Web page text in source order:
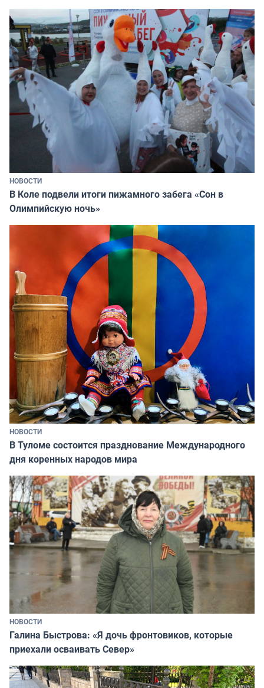
НОВОСТИ
В Коле подвели итоги пижамного забега «Сон в
Олимпийскую ночь»
НОВОСТИ
В Туломе состоится празднование Международного
дня коренных народов мира
НОВОСТИ
Галина Быстрова: «Я дочь фронтовиков, которые
приехали осваивать Север»